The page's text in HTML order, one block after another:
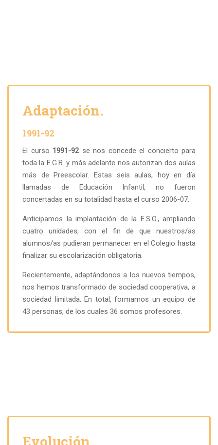
Adaptación.
1991-92
El curso 1991-92se nos concede el concierto para
toda la E.G.B. y más adelante nos autorizan dos aulas
más de Preescolar. Estas seis aulas, hoy en día
llamadas de Educación Infantil, no fueron
concertadas en su totalidad hasta el curso 2006-07.
Anticipamos la implantación de la E.S.O., ampliando
cuatro unidades, con el fin de que nuestros/as
alumnos/as pudieran permanecer en el Colegio hasta
finalizar su escolarización obligatoria.
Recientemente, adaptándonos a los nuevos tiempos,
nos hemos transformado de sociedad cooperativa, a
sociedad limitada. En total, formamos un equipo de
43 personas, de los cuales 36 somos profesores.
Evolución.